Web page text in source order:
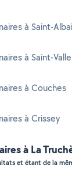
à Saint-
à Saint-
à Couches
à Crissey
à La
et étant de la